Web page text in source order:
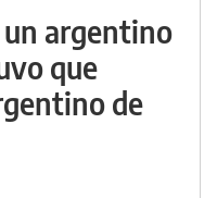
argentino
que
de